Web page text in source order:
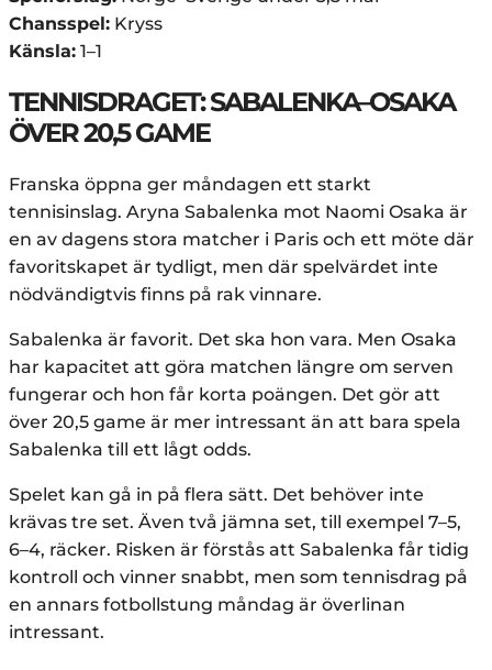
Chansspel: Kryss
Känsla: 1–1
TENNISDRAGET: SABALENKA–OSAKA
ÖVER 20,5 GAME
Franska öppna ger måndagen ett starkt
tennisinslag. Aryna Sabalenka mot Naomi Osaka är
en av dagens stora matcher i Paris och ett möte där
favoritskapet är tydligt, men där spelvärdet inte
nödvändigtvis finns på rak vinnare.
Sabalenka är favorit. Det ska hon vara. Men Osaka
har kapacitet att göra matchen längre om serven
fungerar och hon får korta poängen. Det gör att
över 20,5 game är mer intressant än att bara spela
Sabalenka till ett lågt odds.
Spelet kan gå in på flera sätt. Det behöver inte
krävas tre set. Även två jämna set, till exempel 7–5,
6–4, räcker. Risken är förstås att Sabalenka får tidig
kontroll och vinner snabbt, men som tennisdrag på
en annars fotbollstung måndag är överlinan
intressant.